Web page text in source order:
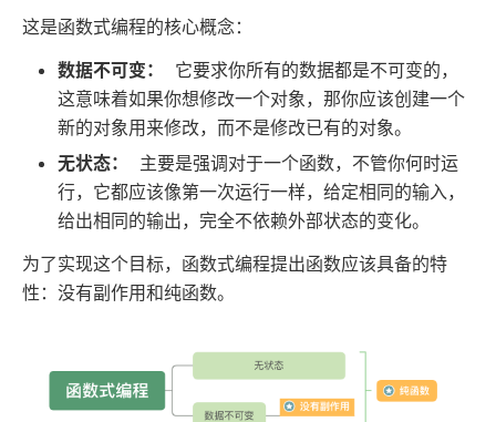
这是函数式编程的核心概念：
数据不可变：
它要求你所有的数据都是不可变的，
这意味着如果你想修改一个对象，那你应该创建一个
新的对象用来修改，而不是修改已有的对象。
无状态：
主要是强调对于一个函数，不管你何时运
行，它都应该像第一次运行一样，给定相同的输入，
给出相同的输出，完全不依赖外部状态的变化。
为了实现这个目标，函数式编程提出函数应该具备的特
性：没有副作用和纯函数。